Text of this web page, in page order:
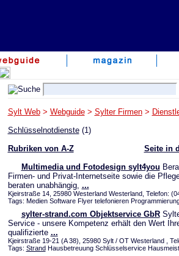
Sylt Web> Webguide> Sylter Firmen>
Schlüsselnotdienste(1)
Rubriken von A-Z
Seite in
Multimedia und Fotodesign sylt4you
Firmen- und Privat-Internetseite sowie die
beraten unabhängig, ...
Kjeirstraße 14, 25980 Westerland Westerland, Telefon:
Tags: Medien Software Flyer telefonieren
sylter-strand.com Objektservice GbR
Service - unsere Kompetenz erhält den Wert
qualifizierte ...
Kjeirstraße 19-21 (A 38), 25980 Sylt / OT Westerland ,
Tags: StrandHausbetreuung Schlüsselservice